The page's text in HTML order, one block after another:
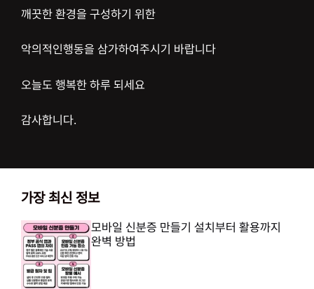
깨끗한 환경을 구성하기 위한
악의적인행동을 삼가하여주시기 바랍니다
오늘도 행복한 하루 되세요
감사합니다.
가장 최신 정보
모바일 신분증 만들기 설치부터 활용까지
완벽 방법